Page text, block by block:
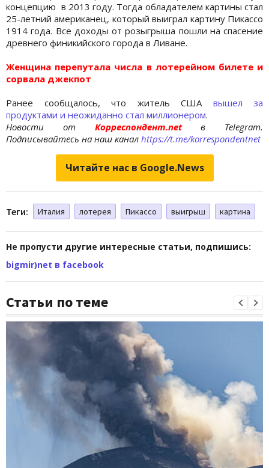
концепцию в 2013 году. Тогда обладателем картины стал
25-летний американец, который выиграл картину Пикассо
1914 года. Все доходы от розыгрыша пошли на спасение
древнего финикийского города в Ливане.
Женщина перепутала числа в лотерейном билете и
сорвала джекпот
Ранее сообщалось, что житель США вышел за
продуктами и неожиданно стал миллионером.
Новости отКорреспондент.netв Telegram.
Подписывайтесь на наш канал https://t.me/korrespondentnet
Читайте нас в Google.News
Теги: Италия лотерея Пикассо выигрыш картина
Не пропусти другие интересные статьи, подпишись:
bigmir)net в facebook
Статьи по теме